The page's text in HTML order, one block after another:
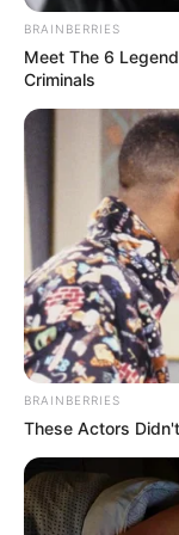
municipios en
A su vez, la
Gestión de
Corporación
Nororiental
Regional de la
Autoridad
que allí ocurrió y
respuesta a esta
“La operación del
BRAINBERRIES
Meet The 6
Criminals
BRAINBERRIES
These Actors